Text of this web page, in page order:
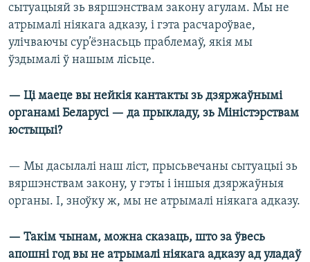
сытуацыяй зь вяршэнствам закону агулам. Мы не
атрымалі ніякага адказу, і гэта расчароўвае,
улічваючы сур’ёзнасьць праблемаў, якія мы
ўздымалі ў нашым лісьце.
— Ці маеце вы нейкія кантакты зь дзяржаўнымі
органамі Беларусі — да прыкладу, зь Міністэрствам
юстыцыі?
— Мы дасылалі наш ліст, прысьвечаны сытуацыі зь
вяршэнствам закону, у гэты і іншыя дзяржаўныя
органы. І, зноўку ж, мы не атрымалі ніякага адказу.
— Такім чынам, можна сказаць, што за ўвесь
апошні год вы не атрымалі ніякага адказу ад уладаў